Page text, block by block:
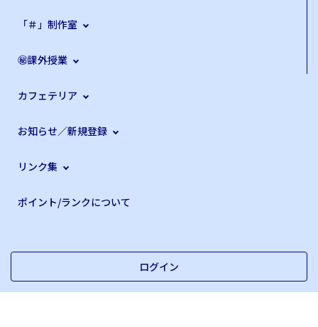
「＃」制作室
㊙課外授業
カフェテリア
お知らせ／新規登録
リンク集
ポイント/ランクについて
ログイン